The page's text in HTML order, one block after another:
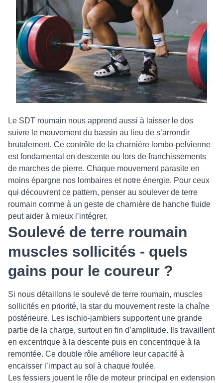
Le SDT roumain nous apprend aussi à laisser le dos
suivre le mouvement du bassin au lieu de s’arrondir
brutalement. Ce contrôle de la charnière lombo-pelvienne
est fondamental en descente ou lors de franchissements
de marches de pierre. Chaque mouvement parasite en
moins épargne nos lombaires et notre énergie. Pour ceux
qui découvrent ce pattern, penser au soulever de terre
roumain comme à un geste de charnière de hanche fluide
peut aider à mieux l’intégrer.
Soulevé de terre roumain
muscles sollicités - quels
gains pour le coureur ?
Si nous détaillons le soulevé de terre roumain, muscles
sollicités en priorité, la star du mouvement reste la chaîne
postérieure. Les ischio-jambiers supportent une grande
partie de la charge, surtout en fin d’amplitude. Ils travaillent
en excentrique à la descente puis en concentrique à la
remontée. Ce double rôle améliore leur capacité à
encaisser l’impact au sol à chaque foulée.
Les fessiers jouent le rôle de moteur principal en extension